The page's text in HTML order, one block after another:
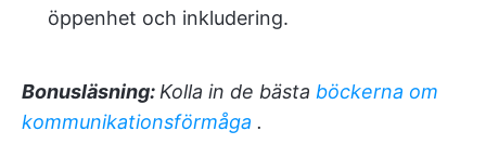
öppenhet och inkludering.
Bonusläsning: Kolla in de bästa böckerna om
kommunikationsförmåga .